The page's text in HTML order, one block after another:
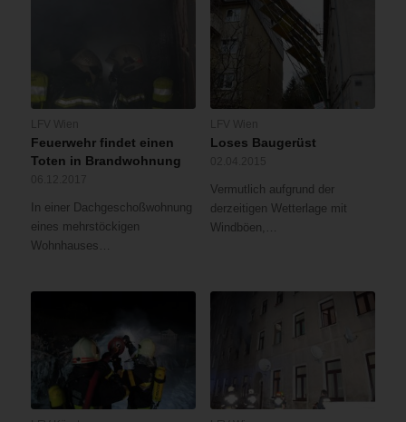
Feuerwehr findet einen
Toten in Brandwohnung
In einer Dachgeschoßwohnung
eines mehrstöckigen
Wohnhauses…
Loses Baugerüst
Vermutlich aufgrund der
derzeitigen Wetterlage mit
Windböen,…